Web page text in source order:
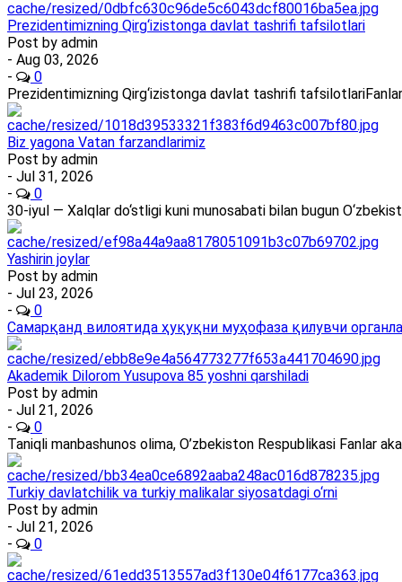
Prezidentimizning Qirg‘izistonga davlat tashrifi tafsilotlari
Post by admin
- Aug 03, 2026
-
0
Prezidentimizning Qirg‘izistonga davlat tashrifi
Biz yagona Vatan farzandlarimiz
Post by admin
- Jul 31, 2026
-
0
30-iyul — Xalqlar do‘stligi kuni munosabati bilan bugun
Yashirin joylar
Post by admin
- Jul 23, 2026
-
0
Самарқанд вилоятида ҳуқуқни муҳофаза қилувчи
Akademik Dilorom Yusupova 85 yoshni qarshiladi
Post by admin
- Jul 21, 2026
-
0
Taniqli manbashunos olima, O’zbekiston Respublikasi Fanlar
Turkiy davlatchilik va turkiy malikalar siyosatdagi o‘rni
Post by admin
- Jul 21, 2026
-
0